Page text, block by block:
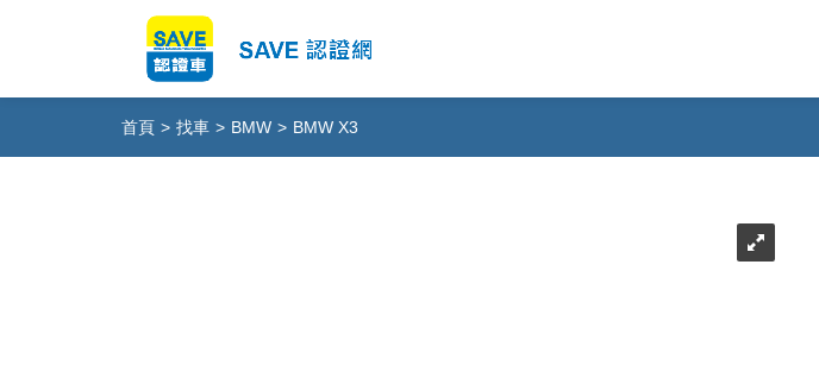
首頁 > 找車 > BMW > BMW X3